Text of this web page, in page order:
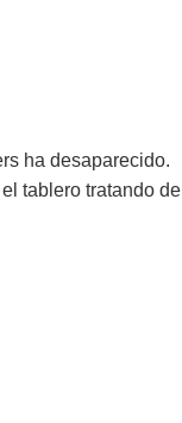
ha desaparecido.
tablero tratando de